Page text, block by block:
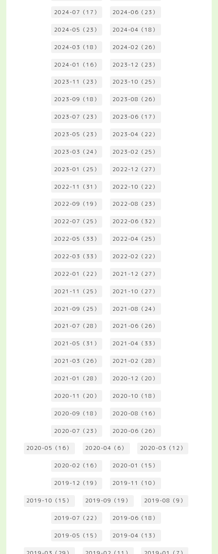
2024-07（17） 2024-06（23）
2024-05（23） 2024-04（18）
2024-03（18） 2024-02（26）
2024-01（16） 2023-12（23）
2023-11（23） 2023-10（25）
2023-09（18） 2023-08（26）
2023-07（23） 2023-06（17）
2023-05（23） 2023-04（22）
2023-03（24） 2023-02（25）
2023-01（25） 2022-12（27）
2022-11（31） 2022-10（22）
2022-09（19） 2022-08（23）
2022-07（25） 2022-06（32）
2022-05（33） 2022-04（25）
2022-03（33） 2022-02（22）
2022-01（22） 2021-12（27）
2021-11（25） 2021-10（27）
2021-09（25） 2021-08（24）
2021-07（28） 2021-06（26）
2021-05（31） 2021-04（33）
2021-03（26） 2021-02（28）
2021-01（28） 2020-12（20）
2020-11（20） 2020-10（18）
2020-09（18） 2020-08（16）
2020-07（23） 2020-06（26）
2020-05（16） 2020-04（6） 2020-03（12）
2020-02（16） 2020-01（15）
2019-12（19） 2019-11（10）
2019-10（15） 2019-09（19） 2019-08（9）
2019-07（22） 2019-06（18）
2019-05（15） 2019-04（13）